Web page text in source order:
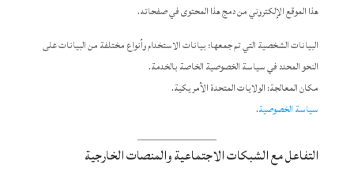
هذا الموقع الإلكتروني من دمج هذا المحتوى في صفحاته.
البيانات الشخصية التي تم جمعها: بيانات الاستخدام وأنواع مختلفة من البيانات على
النحو المحدد في سياسة الخصوصية الخاصة بالخدمة.
مكان المعالجة: الولايات المتحدة الأمريكية.
سياسة الخصوصية.
التفاعل مع الشبكات الاجتماعية والمنصات الخارجية